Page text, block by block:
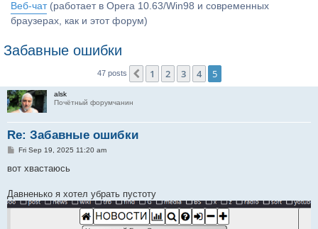
Веб-чат(работает в Opera 10.63/Win98 и современных
браузерах, как и этот форум)
Забавные ошибки
47 posts Previous
1 2 3 4 5
alsk
Почётный форумчанин
Re: Забавные ошибки
P
s
Fri Sep 19, 2025 11:20 am
вот хвастаюсь
Давненько я хотел убрать пустоту